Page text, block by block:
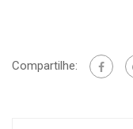
Compartilhe: